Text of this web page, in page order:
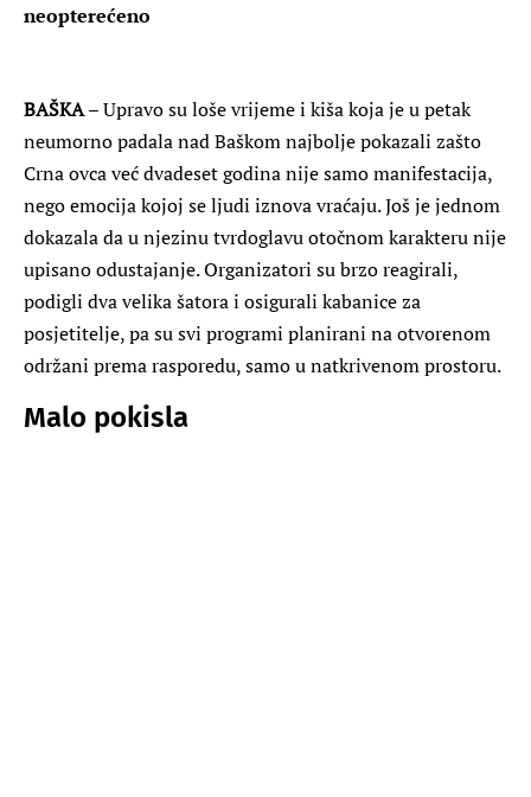
neopterećeno
BAŠKA– Upravo su loše vrijeme i kiša koja je u petak
neumorno padala nad Baškom najbolje pokazali zašto
Crna ovca već dvadeset godina nije samo manifestacija,
nego emocija kojoj se ljudi iznova vraćaju. Još je jednom
dokazala da u njezinu tvrdoglavu otočnom karakteru nije
upisano odustajanje. Organizatori su brzo reagirali,
podigli dva velika šatora i osigurali kabanice za
posjetitelje, pa su svi programi planirani na otvorenom
održani prema rasporedu, samo u natkrivenom prostoru.
Malo pokisla